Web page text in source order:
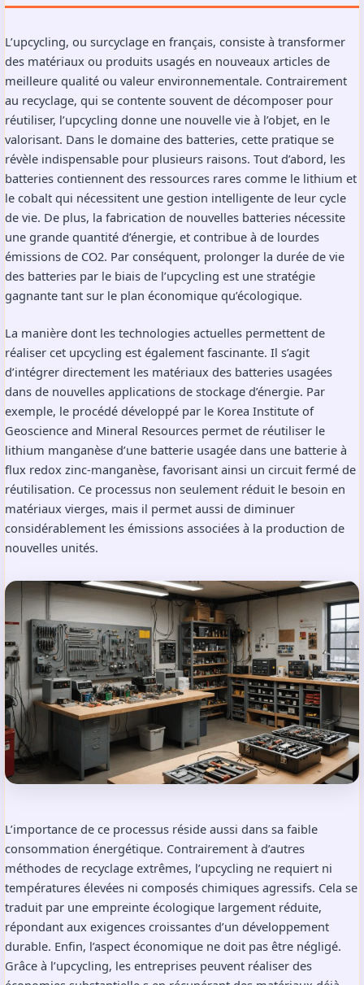
L’upcycling, ou surcyclage en français, consiste à transformer
des matériaux ou produits usagés en nouveaux articles de
meilleure qualité ou valeur environnementale. Contrairement
au recyclage, qui se contente souvent de décomposer pour
réutiliser, l’upcycling donne une nouvelle vie à l’objet, en le
valorisant. Dans le domaine des batteries, cette pratique se
révèle indispensable pour plusieurs raisons. Tout d’abord, les
batteries contiennent des ressources rares comme le lithium et
le cobalt qui nécessitent une gestion intelligente de leur cycle
de vie. De plus, la fabrication de nouvelles batteries nécessite
une grande quantité d’énergie, et contribue à de lourdes
émissions de CO2. Par conséquent, prolonger la durée de vie
des batteries par le biais de l’upcycling est une stratégie
gagnante tant sur le plan économique qu’écologique.
La manière dont les technologies actuelles permettent de
réaliser cet upcycling est également fascinante. Il s’agit
d’intégrer directement les matériaux des batteries usagées
dans de nouvelles applications de stockage d’énergie. Par
exemple, le procédé développé par le Korea Institute of
Geoscience and Mineral Resources permet de réutiliser le
lithium manganèse d’une batterie usagée dans une batterie à
flux redox zinc-manganèse, favorisant ainsi un circuit fermé de
réutilisation. Ce processus non seulement réduit le besoin en
matériaux vierges, mais il permet aussi de diminuer
considérablement les émissions associées à la production de
nouvelles unités.
L’importance de ce processus réside aussi dans sa faible
consommation énergétique. Contrairement à d’autres
méthodes de recyclage extrêmes, l’upcycling ne requiert ni
températures élevées ni composés chimiques agressifs. Cela se
traduit par une empreinte écologique largement réduite,
répondant aux exigences croissantes d’un développement
durable. Enfin, l’aspect économique ne doit pas être négligé.
Grâce à l’upcycling, les entreprises peuvent réaliser des